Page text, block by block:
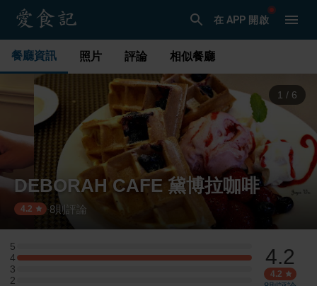
在 APP 開啟
餐廳資訊 照片 評論 相似餐廳
1 / 6
DEBORAH CAFE 黛博拉咖啡
4.2 ·8則評論
5
5 星：0 則評論
4
4 星：2 則評論
3
3 星：0 則評論
2
4.2
4.2